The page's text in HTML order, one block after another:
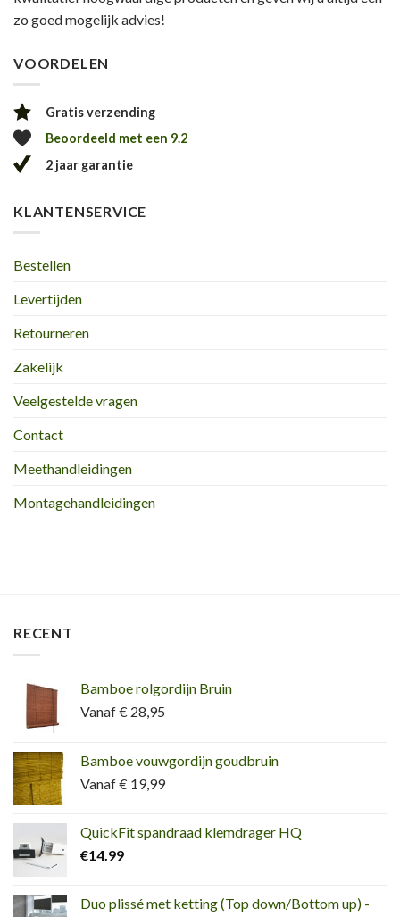
zo goed mogelijk advies!
VOORDELEN
Gratis verzending
Beoordeeld met een 9.2
2 jaar garantie
KLANTENSERVICE
Bestellen
Levertijden
Retourneren
Zakelijk
Veelgestelde vragen
Contact
Meethandleidingen
Montagehandleidingen
RECENT
Bamboe rolgordijn Bruin
Vanaf € 28,95
Bamboe vouwgordijn goudbruin
Vanaf € 19,99
QuickFit spandraad klemdrager HQ
€14.99
Duo plissé met ketting (Top down/Bottom up) -